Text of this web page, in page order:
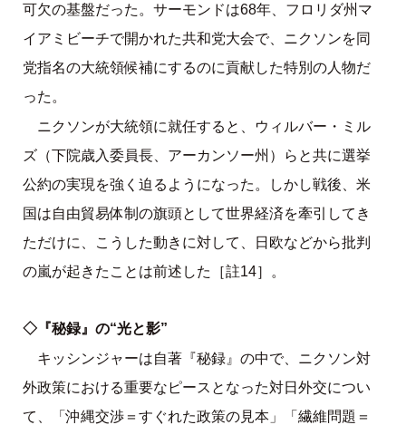
可欠の基盤だった。サーモンドは68年、フロリダ州マ
イアミビーチで開かれた共和党大会で、ニクソンを同
党指名の大統領候補にするのに貢献した特別の人物だ
った。
ニクソンが大統領に就任すると、ウィルバー・ミル
ズ（下院歳入委員長、アーカンソー州）らと共に選挙
公約の実現を強く迫るようになった。しかし戦後、米
国は自由貿易体制の旗頭として世界経済を牽引してき
ただけに、こうした動きに対して、日欧などから批判
の嵐が起きたことは前述した［註14］。
◇『秘録』の“光と影”
キッシンジャーは自著『秘録』の中で、ニクソン対
外政策における重要なピースとなった対日外交につい
て、「沖縄交渉＝すぐれた政策の見本」「繊維問題＝